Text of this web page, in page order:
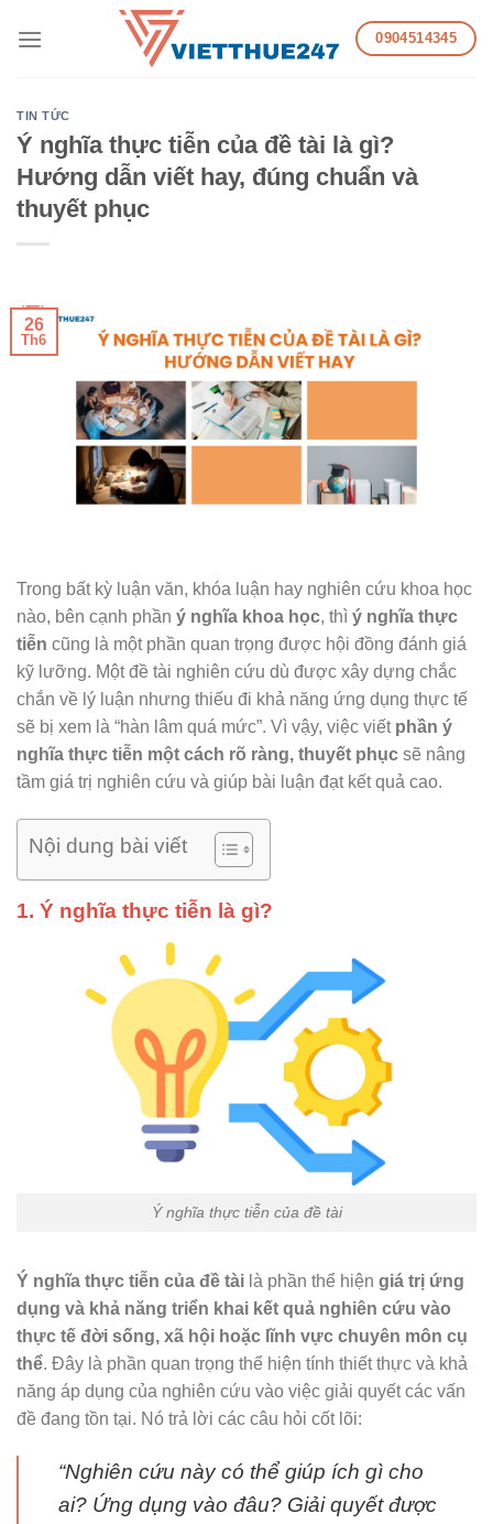
0904514345
TIN TỨC
Ý nghĩa thực tiễn của đề tài là gì?
Hướng dẫn viết hay, đúng chuẩn và
thuyết phục
26
Th6
Trong bất kỳ luận văn, khóa luận hay nghiên cứu khoa học
nào, bên cạnh phần ý nghĩa khoa học, thì ý nghĩa thực
tiễn cũng là một phần quan trọng được hội đồng đánh giá
kỹ lưỡng. Một đề tài nghiên cứu dù được xây dựng chắc
chắn về lý luận nhưng thiếu đi khả năng ứng dụng thực tế
sẽ bị xem là “hàn lâm quá mức”. Vì vậy, việc viết phần ý
nghĩa thực tiễn một cách rõ ràng, thuyết phục sẽ nâng
tầm giá trị nghiên cứu và giúp bài luận đạt kết quả cao.
Nội dung bài viết
1. Ý nghĩa thực tiễn là gì?
Ý nghĩa thực tiễn của đề tài
Ý nghĩa thực tiễn của đề tài là phần thể hiện giá trị ứng
dụng và khả năng triển khai kết quả nghiên cứu vào
thực tế đời sống, xã hội hoặc lĩnh vực chuyên môn cụ
thể. Đây là phần quan trọng thể hiện tính thiết thực và khả
năng áp dụng của nghiên cứu vào việc giải quyết các vấn
đề đang tồn tại. Nó trả lời các câu hỏi cốt lõi:
“Nghiên cứu này có thể giúp ích gì cho
ai? Ứng dụng vào đâu? Giải quyết được